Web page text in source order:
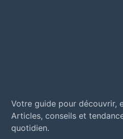
Votre guide pour découvrir,
Articles, conseils et
quotidien.